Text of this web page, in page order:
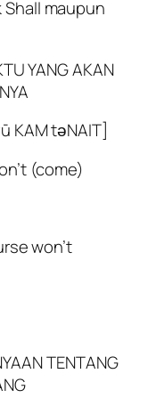
maupun
YANG AKAN
KAM tәNAIT]
(come)
won’t
TENTANG